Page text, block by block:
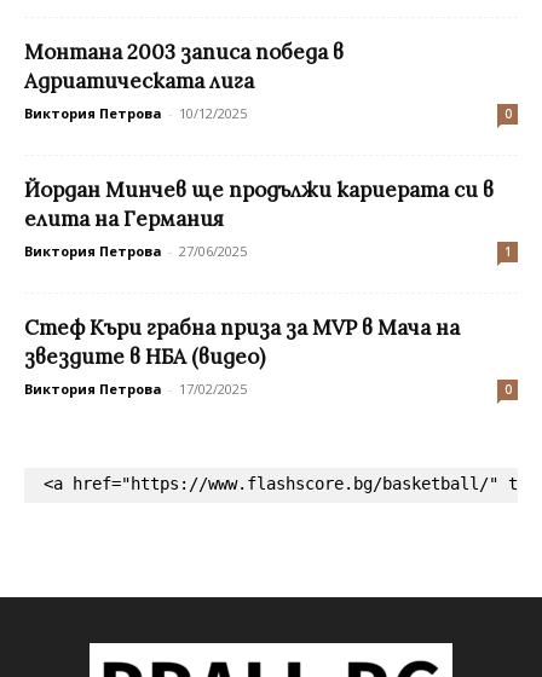
Монтана 2003 записа победа в
Адриатическата лига
Виктория Петрова - 10/12/2025 0
Йордан Минчев ще продължи кариерата си в
елита на Германия
Виктория Петрова - 27/06/2025 1
Стеф Къри грабна приза за MVP в Мача на
звездите в НБА (видео)
Виктория Петрова - 17/02/2025 0
<a href="https://www.flashscore.bg/basketball/"